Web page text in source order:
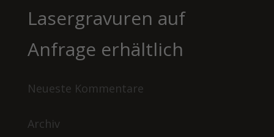
Lasergravuren auf
Anfrage erhältlich
Neueste Kommentare
Archiv